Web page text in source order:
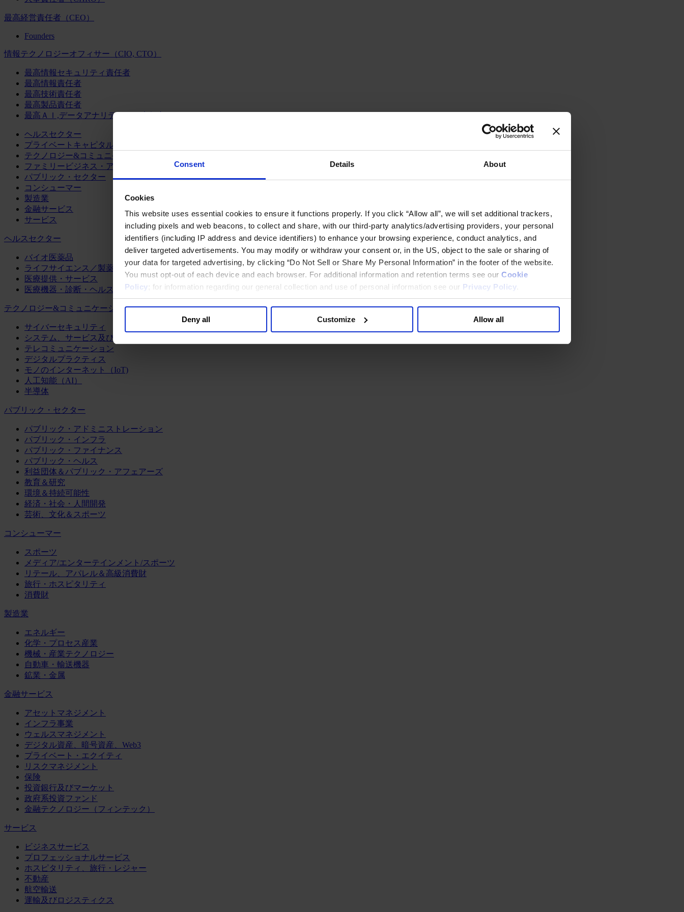
Consent Details About
Cookies
This website uses essential cookies to ensure it functions properly. If you click “Allow all”, we will set additional trackers,
including pixels and web beacons, to collect and share, with our third-party analytics/advertising providers, your personal
identifiers (including IP address and device identifiers) to enhance your browsing experience, conduct analytics, and
deliver targeted advertisements. You may modify or withdraw your consent or, in the US, object to the sale or sharing of
your data for targeted advertising, by clicking “Do Not Sell or Share My Personal Information” in the footer of the website.
You must opt-out of each device and each browser. For additional information and retention terms see our Cookie
Policy; for information regarding our general collection and use of personal information see our Privacy Policy
Deny all Customize Allow all
最高経営責任者（CEO）
Founders
情報テクノロジーオフィサー（CIO, CTO）
最高情報セキュリティ責任者
最高情報責任者
最高技術責任者
最高製品責任者
最高ＡＩ,データアナリティクス責任者
ヘルスセクター
プライベートキャピタル
テクノロジー&コミュニケーション
ファミリービジネス・アドバイザリー
パブリック・セクター
コンシューマー
製造業
金融サービス
サービス
ヘルスセクター
バイオ医薬品
ライフサイエンス／製薬
医療提供・サービス
医療機器・診断・ヘルスケアテクノロジー
テクノロジー&コミュニケーション
サイバーセキュリティ
システム、サービス及びソフトウェア
テレコミュニケーション
デジタルプラクティス
モノのインターネット（IoT)
人工知能（AI）
半導体
パブリック・セクター
パブリック・アドミニストレーション
パブリック・インフラ
パブリック・ファイナンス
パブリック・ヘルス
利益団体＆パブリック・アフェアーズ
教育＆研究
環境＆持続可能性
経済・社会・人間開発
芸術、文化＆スポーツ
コンシューマー
スポーツ
メディア/エンターテインメント/スポーツ
リテール、アパレル＆高級消費財
旅行・ホスピタリティ
消費財
製造業
エネルギー
化学・プロセス産業
機械・産業テクノロジー
自動車・輸送機器
鉱業・金属
金融サービス
アセットマネジメント
インフラ事業
ウェルスマネジメント
デジタル資産、暗号資産、Web3
プライベート・エクイティ
リスクマネジメント
保険
投資銀行及びマーケット
政府系投資ファンド
金融テクノロジー（フィンテック）
サービス
ビジネスサービス
プロフェッショナルサービス
ホスピタリティ、旅行・レジャー
不動産
航空輸送
運輸及びロジスティクス